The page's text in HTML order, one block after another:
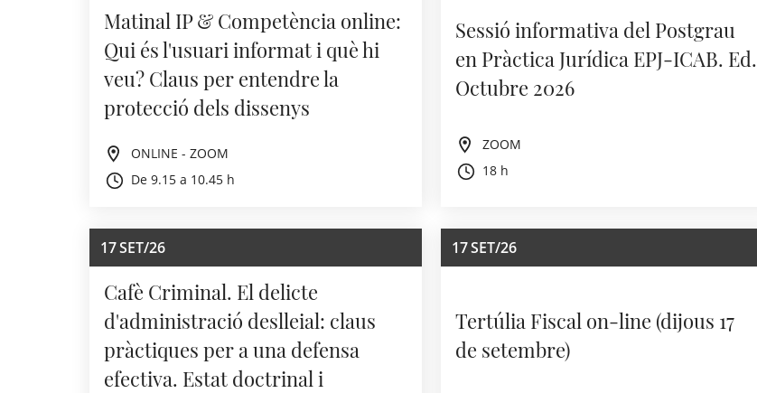
Matinal IP & Competència online:
Qui és l'usuari informat i què hi
veu? Claus per entendre la
protecció dels dissenys
ONLINE - ZOOM
De 9.15 a 10.45 h
Sessió informativa del Postgrau
en Pràctica Jurídica EPJ-ICAB. Ed.
Octubre 2026
ZOOM
18 h
17SET/26
Cafè Criminal. El delicte
d'administració deslleial: claus
pràctiques per a una defensa
efectiva. Estat doctrinal i
17SET/26
Tertúlia Fiscal on-line (dijous 17
de setembre)